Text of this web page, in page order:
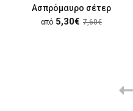
Ασπρόμαυρο σέτερ
από 5,30€ 7,60€